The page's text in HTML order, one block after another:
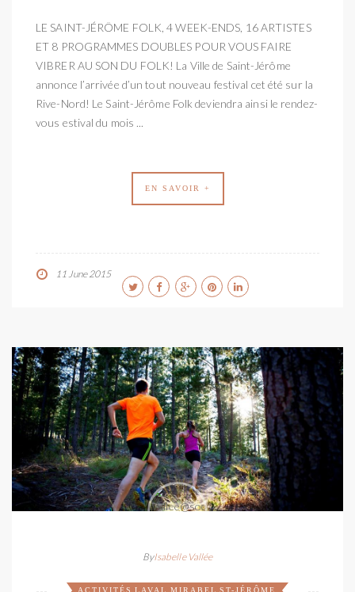
LE SAINT-JÉRÔME FOLK, 4 WEEK-ENDS, 16 ARTISTES
ET 8 PROGRAMMES DOUBLES POUR VOUS FAIRE
VIBRER AU SON DU FOLK! La Ville de Saint-Jérôme
annonce l’arrivée d’un tout nouveau festival cet été sur la
Rive-Nord! Le Saint-Jérôme Folk deviendra ainsi le rendez-
vous estival du mois ...
EN SAVOIR +
11 June 2015
ByIsabelle Vallée
ACTIVITÉS LAVAL MIRABEL ST-JÉRÔME